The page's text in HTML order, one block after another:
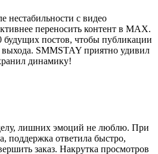
нестабильности с видео
переносить контент в MAX.
будущих постов, чтобы публикации
выхода. SMMSTAY приятно удивил
динамику!
лишних эмоций не люблю. При
поддержка ответила быстро,
заказ. Накрутка просмотров